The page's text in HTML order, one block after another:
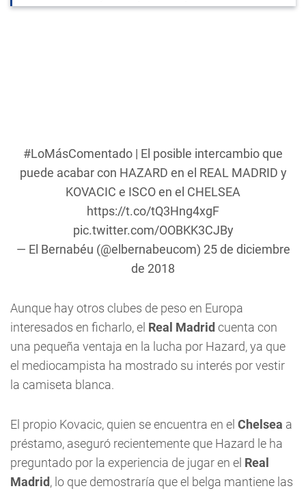
#LoMásComentado | El posible intercambio que
puede acabar con HAZARD en el REAL MADRID y
KOVACIC e ISCO en el CHELSEA
https://t.co/tQ3Hng4xgF
pic.twitter.com/OOBKK3CJBy
— El Bernabéu (@elbernabeucom) 25 de diciembre
de 2018
Aunque hay otros clubes de peso en Europa
interesados en ficharlo, el Real Madrid cuenta con
una pequeña ventaja en la lucha por Hazard, ya que
el mediocampista ha mostrado su interés por vestir
la camiseta blanca.
El propio Kovacic, quien se encuentra en el Chelsea a
préstamo, aseguró recientemente que Hazard le ha
preguntado por la experiencia de jugar en el Real
Madrid, lo que demostraría que el belga mantiene las